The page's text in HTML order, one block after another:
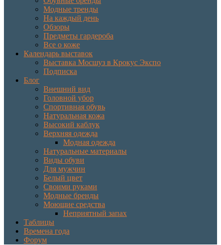
Модные тренды
На каждый день
Обзоры
Предметы гардероба
Все о коже
Календарь выставок
Выставка Мосшуз в Крокус Экспо
Подписка
Блог
Внешний вид
Головной убор
Спортивная обувь
Натуральная кожа
Высокий каблук
Верхняя одежда
Модная одежда
Натуральные материалы
Виды обуви
Для мужчин
Белый цвет
Своими руками
Модные бренды
Моющие средства
Неприятный запах
Таблицы
Времена года
Форум